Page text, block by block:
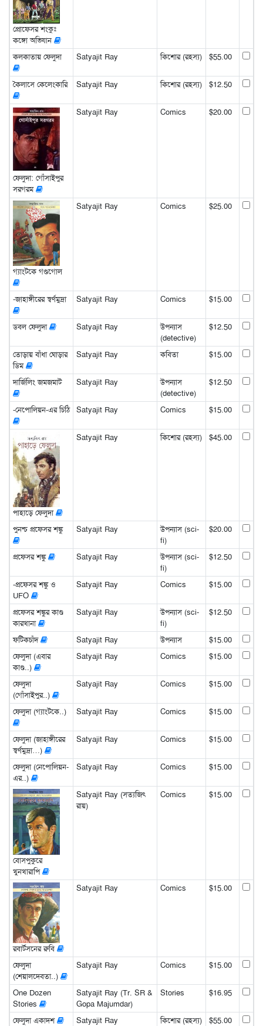
প্রোফেসর শংকুঃ
কঙ্গো অভিযান
কলকাতায় ফেলুদা
Satyajit Ray কিশোর (রহস্য) $55.00
কৈলাসে কেলেংকারি Satyajit Ray কিশোর (রহস্য) $12.50
ফেলুদা: গোঁসাইপুর
সরগরম
Satyajit Ray Comics $20.00
গ্যাংটকে গণ্ডগোল
Satyajit Ray Comics $25.00
-জাহাঙ্গীরের স্বর্ণমুদ্রা Satyajit Ray Comics $15.00
ডবল ফেলুদা Satyajit Ray
উপন্যাস
(detective)
$12.50
তোড়ায় বাঁধা ঘোড়ার
ডিম
Satyajit Ray কবিতা $15.00
দার্জিলিং জমজমাট Satyajit Ray
উপন্যাস
(detective)
$12.50
-নেপোলিয়ন-এর চিঠি Satyajit Ray Comics $15.00
পাহাড়ে ফেলুদা
Satyajit Ray কিশোর (রহস্য) $45.00
পুনশ্চ প্রফেসর শঙ্কু Satyajit Ray
উপন্যাস (sci-
fi)
$20.00
প্রফেসর শঙ্কু Satyajit Ray
উপন্যাস (sci-
fi)
$12.50
-প্রফেসর শঙ্কু ও
UFO
Satyajit Ray Comics $15.00
প্রফেসর শঙ্কুর কাণ্ড
কারখানা
Satyajit Ray
উপন্যাস (sci-
fi)
$12.50
ফটিকচাঁদ Satyajit Ray উপন্যাস
$15.00
ফেলুদা (এবার
কাণ্ড..)
Satyajit Ray Comics $15.00
ফেলুদা
(গোঁসাইপুর..)
Satyajit Ray Comics $15.00
ফেলুদা (গ্যাংটকে..) Satyajit Ray Comics $15.00
ফেলুদা (জাহাঙ্গীরের
স্বর্ণমুদ্রা…)
Satyajit Ray Comics $15.00
ফেলুদা (নেপোলিয়ন-
এর..)
Satyajit Ray Comics $15.00
বোসপুকুরে
খুনখারাপি
Satyajit Ray (সত্যজিৎ
রায়)
Comics $15.00
রবার্টসনের রুবি
Satyajit Ray Comics $15.00
ফেলুদা
(শেয়ালদেবতা..)
Satyajit Ray Comics $15.00
One Dozen
Stories
Satyajit Ray (Tr. SR &
Gopa Majumdar)
Stories $16.95
ফেলুদা একাদশ Satyajit Ray কিশোর (রহস্য)
$55.00